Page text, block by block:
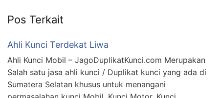
Pos Terkait
Ahli Kunci Terdekat Liwa
Ahli Kunci Mobil – JagoDuplikatKunci.com Merupakan
Salah satu jasa ahli kunci / Duplikat kunci yang ada di
Sumatera Selatan khusus untuk menangani